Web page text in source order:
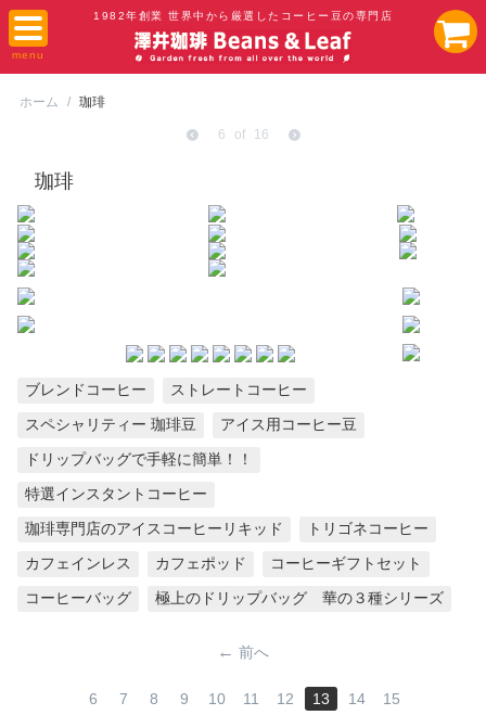
1982年創業 世界中から厳選したコーヒー豆の専門店
ホーム / 珈琲
6 of 16
珈琲
ブレンドコーヒー
ストレートコーヒー
スペシャリティー 珈琲豆
アイス用コーヒー豆
ドリップバッグで手軽に簡単！！
特選インスタントコーヒー
珈琲専門店のアイスコーヒーリキッド
トリゴネコーヒー
カフェインレス
カフェポッド
コーヒーギフトセット
コーヒーバッグ
極上のドリップバッグ 華の３種シリーズ
前へ
6 7 8 9 10 11 12 13 14 15